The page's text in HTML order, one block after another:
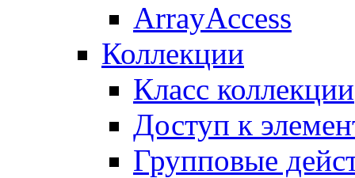
ArrayAccess
Коллекции
Класс коллекции
Доступ к
Групповые